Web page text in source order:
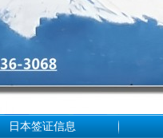
日本签证信息